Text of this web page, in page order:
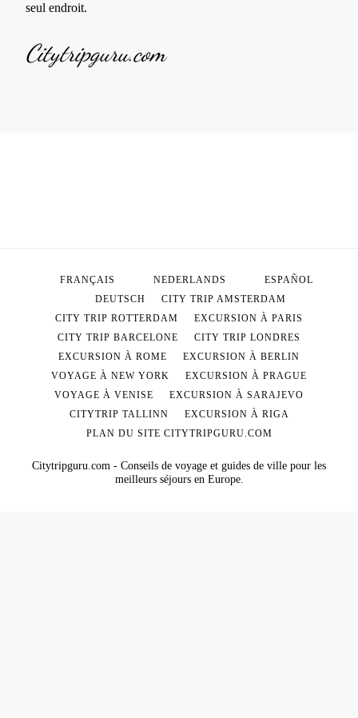
seul endroit.
Citytripguru.com
Citytripguru.com - Conseils de voyage et guides de ville pour les
meilleurs séjours en Europe.
FRANÇAIS NEDERLANDS
ESPAÑOL
DEUTSCH
CITY TRIP AMSTERDAM
CITY TRIP ROTTERDAM
EXCURSION À PARIS
CITY TRIP BARCELONE
CITY TRIP LONDRES
EXCURSION À ROME
EXCURSION À BERLIN
VOYAGE À NEW YORK
EXCURSION À PRAGUE
VOYAGE À VENISE
EXCURSION À SARAJEVO
CITYTRIP TALLINN
EXCURSION À RIGA
PLAN DU SITE CITYTRIPGURU.COM